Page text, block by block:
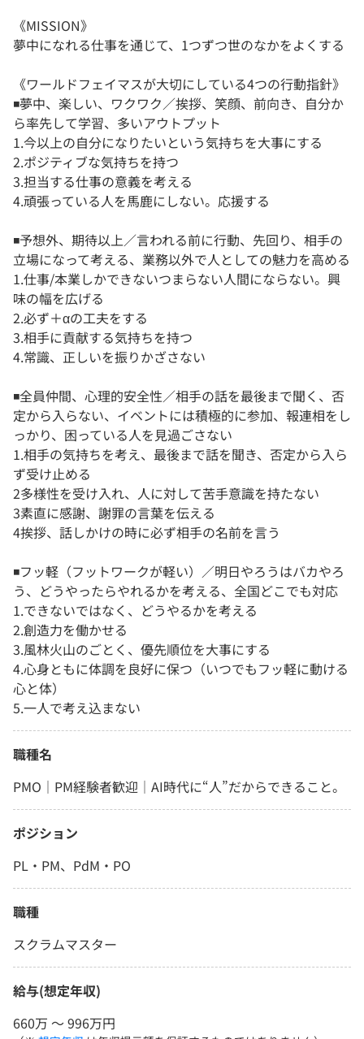
《MISSION》
夢中になれる仕事を通じて、1つずつ世のなかをよくする
《ワールドフェイマスが大切にしている4つの行動指針》
◾️夢中、楽しい、ワクワク／挨拶、笑顔、前向き、自分か
ら率先して学習、多いアウトプット
1.今以上の自分になりたいという気持ちを大事にする
2.ポジティブな気持ちを持つ
3.担当する仕事の意義を考える
4.頑張っている人を馬鹿にしない。応援する
◾️予想外、期待以上／言われる前に行動、先回り、相手の
立場になって考える、業務以外で人としての魅力を高める
1.仕事/本業しかできないつまらない人間にならない。興
味の幅を広げる
2.必ず＋αの工夫をする
3.相手に貢献する気持ちを持つ
4.常識、正しいを振りかざさない
◾️全員仲間、心理的安全性／相手の話を最後まで聞く、否
定から入らない、イベントには積極的に参加、報連相をし
っかり、困っている人を見過ごさない
1.相手の気持ちを考え、最後まで話を聞き、否定から入ら
ず受け止める
2多様性を受け入れ、人に対して苦手意識を持たない
3素直に感謝、謝罪の言葉を伝える
4挨拶、話しかけの時に必ず相手の名前を言う
◾️フッ軽（フットワークが軽い）／明日やろうはバカやろ
う、どうやったらやれるかを考える、全国どこでも対応
1.できないではなく、どうやるかを考える
2.創造力を働かせる
3.風林火山のごとく、優先順位を大事にする
4.心身ともに体調を良好に保つ（いつでもフッ軽に動ける
心と体）
5.一人で考え込まない
職種名
PMO｜PM経験者歓迎｜AI時代に“人”だからできること。
ポジション
PL・PM、PdM・PO
職種
スクラムマスター
給与(想定年収)
660万 〜 996万円